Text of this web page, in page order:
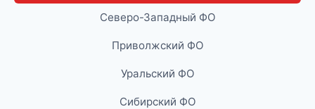
Северо-Западный ФО
Приволжский ФО
Уральский ФО
Сибирский ФО